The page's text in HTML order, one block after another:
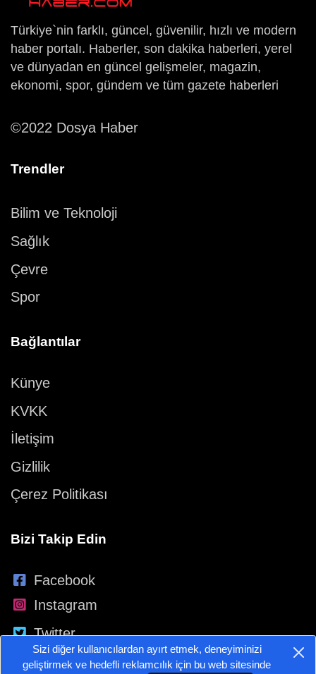
Türkiye`nin farklı, güncel, güvenilir, hızlı ve modern
haber portalı. Haberler, son dakika haberleri, yerel
ve dünyadan en güncel gelişmeler, magazin,
ekonomi, spor, gündem ve tüm gazete haberleri
©2022 Dosya Haber
Trendler
Bilim ve Teknoloji
Sağlık
Çevre
Spor
Bağlantılar
Künye
KVKK
İletişim
Gizlilik
Çerez Politikası
Bizi Takip Edin
Facebook
Instagram
Twitter
YouTube
Sizi diğer kullanıcılardan ayırt etmek, deneyiminizi
geliştirmek ve hedefli reklamcılık için bu web sitesinde